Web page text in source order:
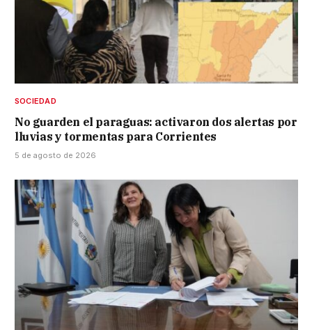
SOCIEDAD
No guarden el paraguas: activaron dos alertas por
lluvias y tormentas para Corrientes
5 de agosto de 2026